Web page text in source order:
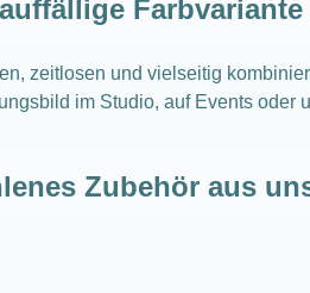
zeitlosen und vielseitig
im Studio, auf Events oder
Zubehör aus